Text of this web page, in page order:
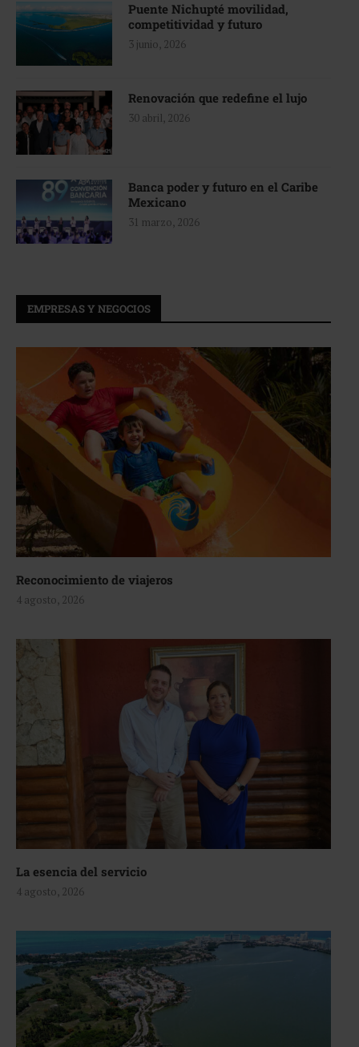
Puente Nichupté movilidad,
competitividad y futuro
3 junio, 2026
Renovación que redefine el lujo
30 abril, 2026
Banca poder y futuro en el Caribe
Mexicano
31 marzo, 2026
EMPRESAS Y NEGOCIOS
Reconocimiento de viajeros
4 agosto, 2026
La esencia del servicio
4 agosto, 2026